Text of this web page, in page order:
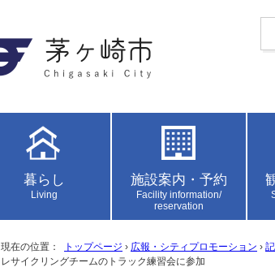
暮らし
Living
施設案内・予約
Facility information/
reservation
現在の位置： トップページ › 広報・シティプロモーション ›
レサイクリングチームのトラック練習会に参加